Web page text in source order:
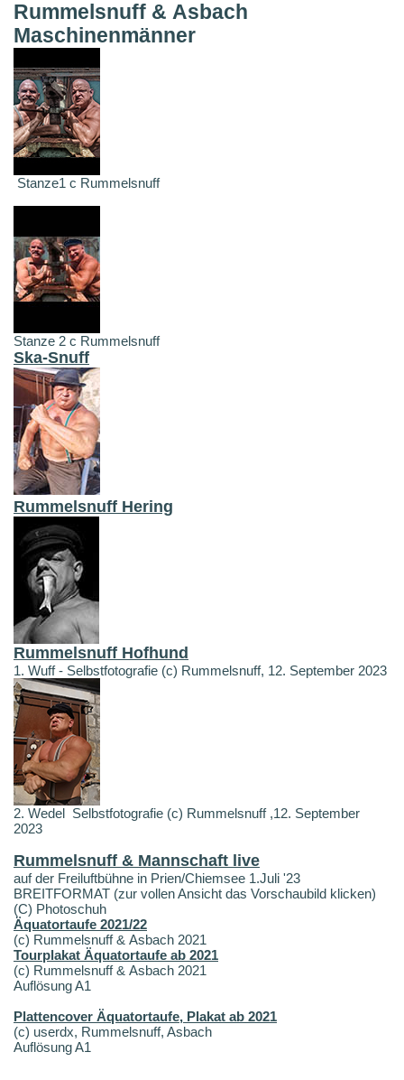
Rummelsnuff & Asbach
Maschinenmänner
Stanze1 c Rummelsnuff
Stanze 2 c Rummelsnuff
Ska-Snuff
Rummelsnuff Hering
Rummelsnuff Hofhund
1. Wuff - Selbstfotografie (c) Rummelsnuff, 12. September 2023
2. Wedel Selbstfotografie (c) Rummelsnuff ,12. September
2023
Rummelsnuff & Mannschaft live
auf der Freiluftbühne in Prien/Chiemsee 1.Juli '23
BREITFORMAT (zur vollen Ansicht das Vorschaubild klicken)
(C) Photoschuh
Äquatortaufe 2021/22
(c) Rummelsnuff & Asbach 2021
Tourplakat Äquatortaufe ab 2021
(c) Rummelsnuff & Asbach 2021
Auflösung A1
Plattencover Äquatortaufe, Plakat ab 2021
(c) userdx, Rummelsnuff, Asbach
Auflösung A1